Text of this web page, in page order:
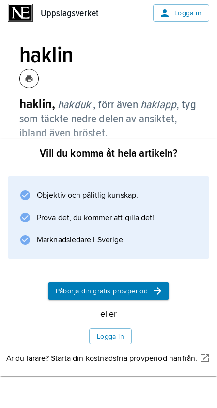
Uppslagsverket Logga in
haklin
haklin, hakduk , förr även haklapp, tyg
som täckte nedre delen av ansiktet,
ibland även bröstet.
Det kompletterade huvudklädet,
1200- och 1300-talen ingå i modedräkten; det
Det lever kvar i nunnedräkten.
Vill du komma åt hela artikeln?
Objektiv och pålitlig kunskap.
Prova det, du kommer att gilla det!
Marknadsledare i Sverige.
Påbörja din gratis provperiod
eller
Logga in
Är du lärare? Starta din kostnadsfria provperiod härifrån.